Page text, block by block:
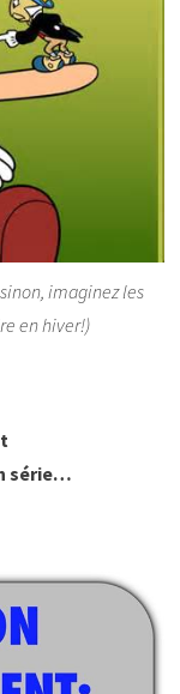
imaginez les
en hiver!)
série…